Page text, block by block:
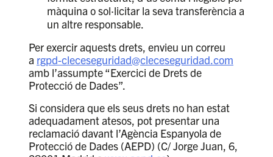
màquina o sol·licitar la seva transferència a
un altre responsable.
Per exercir aquests drets, envieu un correu
a rgpd-cleceseguridad@cleceseguridad.com
amb l’assumpte “Exercici de Drets de
Protecció de Dades”.
Si considera que els seus drets no han estat
adequadament atesos, pot presentar una
reclamació davant l’Agència Espanyola de
Protecció de Dades (AEPD) (C/ Jorge Juan, 6,